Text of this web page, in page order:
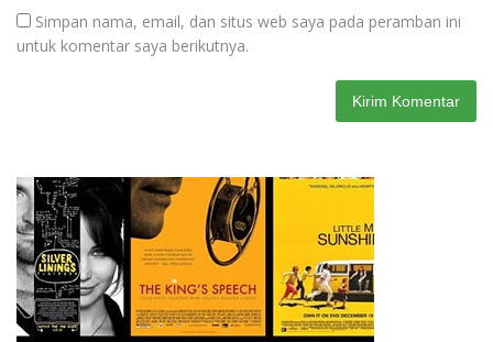
Simpan nama, email, dan situs web saya pada peramban ini
untuk komentar saya berikutnya.